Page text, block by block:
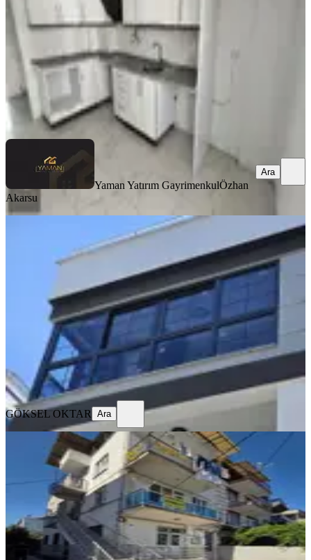
3+1·
23.000 ₺
Yaman Yatırım Gayrimenkul Özhan Akarsu
Ara
Yaman Yatırım GayrimenkulÖzhan
Akarsu
Ara
Reşat Beyde Kiralık 2,5+1 Sıfır Teraslı
Dublex Daire
Akhisar, Reşat Bey Mahallesi
2.5+1·126 m²·3. Kat
27.500 ₺
GÖKSEL OKTAR
Ara
GÖKSEL OKTAR Ara
Medigün Karşısı Ara Kat Kiralık
Daire
Akhisar, Reşat Bey Mahallesi
110 m²·2. Kat·06.08.2026
15.500 ₺